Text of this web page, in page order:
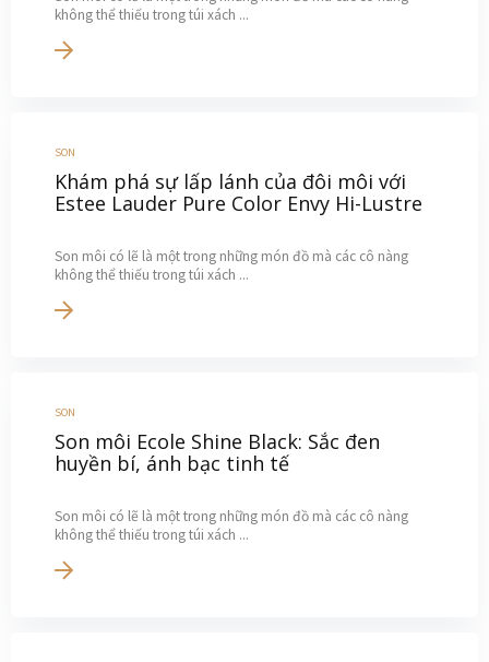
không thể thiếu trong túi xách ...
SON
Khám phá sự lấp lánh của đôi môi với
Estee Lauder Pure Color Envy Hi-Lustre
Son môi có lẽ là một trong những món đồ mà các cô nàng
không thể thiếu trong túi xách ...
SON
Son môi Ecole Shine Black: Sắc đen
huyền bí, ánh bạc tinh tế
Son môi có lẽ là một trong những món đồ mà các cô nàng
không thể thiếu trong túi xách ...